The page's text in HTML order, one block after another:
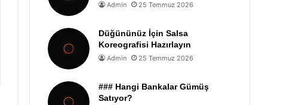
Admin 25 Temmuz 2026
Düğününüz İçin Salsa
Koreografisi Hazırlayın
Admin 25 Temmuz 2026
### Hangi Bankalar Gümüş
Satıyor?